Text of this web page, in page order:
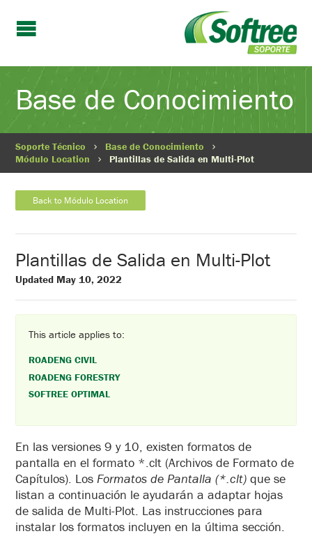
Base de Conocimiento
Soporte Técnico
Base de Conocimiento
Módulo Location
Plantillas de Salida en Multi-Plot
Back to Módulo Location
Plantillas de Salida en Multi-Plot
Updated May 10, 2022
This article applies to:
ROADENG CIVIL
ROADENG FORESTRY
SOFTREE OPTIMAL
En las versiones 9 y 10, existen formatos de
pantalla en el formato *.clt (Archivos de Formato de
Capítulos). Los Formatos de Pantalla (*.clt) que se
listan a continuación le ayudarán a adaptar hojas
de salida de Multi-Plot. Las instrucciones para
instalar los formatos incluyen en la última sección.